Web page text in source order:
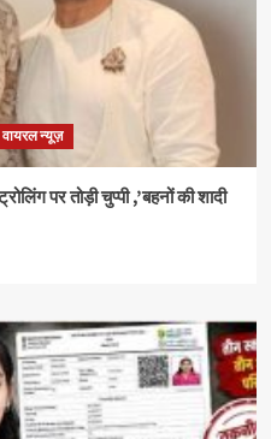
वायरल न्यूज़
पर तोड़ी चुप्पी ,’बहनों की शादी